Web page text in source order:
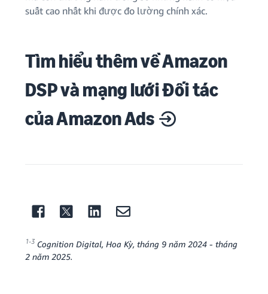
suất cao nhất khi được đo lường chính xác.
Tìm hiểu thêm về Amazon
DSP và mạng lưới Đối tác
của Amazon Ads
1-3 Cognition Digital, Hoa Kỳ, tháng 9 năm 2024 - tháng
2 năm 2025.